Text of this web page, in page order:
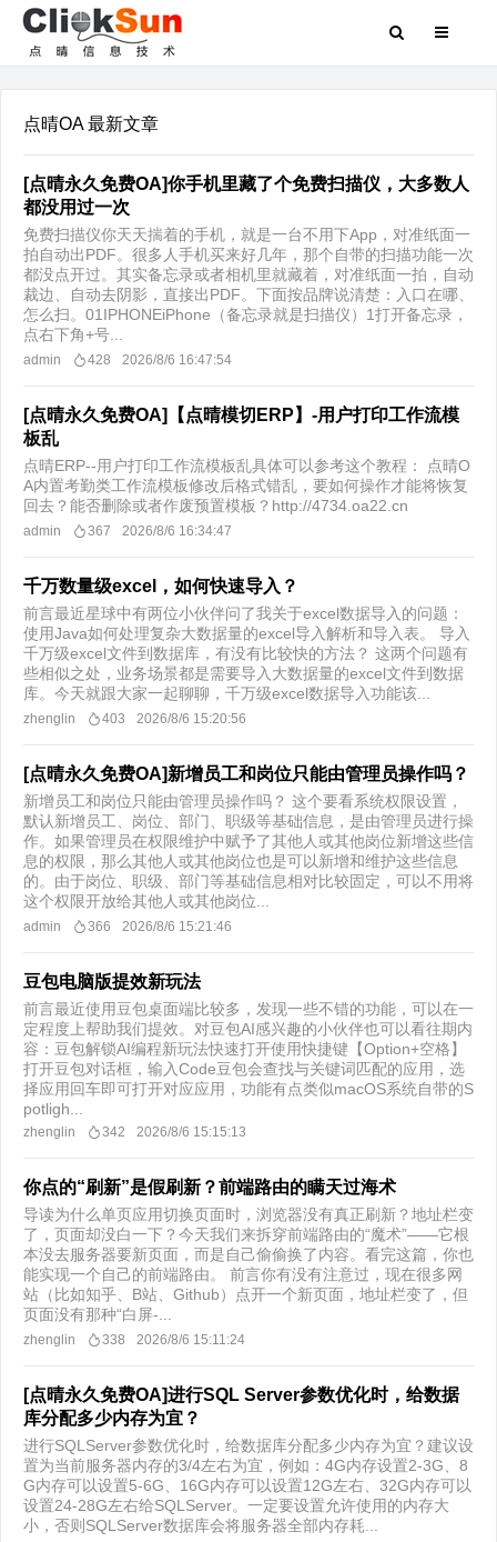
点晴OA 最新文章
[点晴永久免费OA]你手机里藏了个免费扫描仪，大多数人
都没用过一次
免费扫描仪你天天揣着的手机，就是一台不用下App，对准纸面一
拍自动出PDF。很多人手机买来好几年，那个自带的扫描功能一次
都没点开过。其实备忘录或者相机里就藏着，对准纸面一拍，自动
裁边、自动去阴影，直接出PDF。下面按品牌说清楚：入口在哪、
怎么扫。01IPHONEiPhone（备忘录就是扫描仪）1打开备忘录，
点右下角+号...
admin 428 2026/8/6 16:47:54
[点晴永久免费OA]【点晴模切ERP】-用户打印工作流模
板乱
点晴ERP--用户打印工作流模板乱具体可以参考这个教程： 点晴O
A内置考勤类工作流模板修改后格式错乱，要如何操作才能将恢复
回去？能否删除或者作废预置模板？http://4734.oa22.cn
admin 367 2026/8/6 16:34:47
千万数量级excel，如何快速导入？
前言最近星球中有两位小伙伴问了我关于excel数据导入的问题：
使用Java如何处理复杂大数据量的excel导入解析和导入表。 导入
千万级excel文件到数据库，有没有比较快的方法？ 这两个问题有
些相似之处，业务场景都是需要导入大数据量的excel文件到数据
库。今天就跟大家一起聊聊，千万级excel数据导入功能该...
zhenglin 403 2026/8/6 15:20:56
[点晴永久免费OA]新增员工和岗位只能由管理员操作吗？
新增员工和岗位只能由管理员操作吗？ 这个要看系统权限设置，
默认新增员工、岗位、部门、职级等基础信息，是由管理员进行操
作。如果管理员在权限维护中赋予了其他人或其他岗位新增这些信
息的权限，那么其他人或其他岗位也是可以新增和维护这些信息
的。由于岗位、职级、部门等基础信息相对比较固定，可以不用将
这个权限开放给其他人或其他岗位...
admin 366 2026/8/6 15:21:46
豆包电脑版提效新玩法
前言最近使用豆包桌面端比较多，发现一些不错的功能，可以在一
定程度上帮助我们提效。对豆包AI感兴趣的小伙伴也可以看往期内
容：豆包解锁AI编程新玩法快速打开使用快捷键【Option+空格】
打开豆包对话框，输入Code豆包会查找与关键词匹配的应用，选
择应用回车即可打开对应应用，功能有点类似macOS系统自带的S
potligh...
zhenglin 342 2026/8/6 15:15:13
你点的“刷新”是假刷新？前端路由的瞒天过海术
导读为什么单页应用切换页面时，浏览器没有真正刷新？地址栏变
了，页面却没白一下？今天我们来拆穿前端路由的“魔术”——它根
本没去服务器要新页面，而是自己偷偷换了内容。看完这篇，你也
能实现一个自己的前端路由。 前言你有没有注意过，现在很多网
站（比如知乎、B站、Github）点开一个新页面，地址栏变了，但
页面没有那种“白屏-...
zhenglin 338 2026/8/6 15:11:24
[点晴永久免费OA]进行SQL Server参数优化时，给数据
库分配多少内存为宜？
进行SQLServer参数优化时，给数据库分配多少内存为宜？建议设
置为当前服务器内存的3/4左右为宜，例如：4G内存设置2-3G、8
G内存可以设置5-6G、16G内存可以设置12G左右、32G内存可以
设置24-28G左右给SQLServer。一定要设置允许使用的内存大
小，否则SQLServer数据库会将服务器全部内存耗...